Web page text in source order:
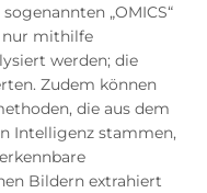
„OMICS“
nur mithilfe
werden; die
Zudem können
die aus dem
Intelligenz stammen,
Bildern extrahiert